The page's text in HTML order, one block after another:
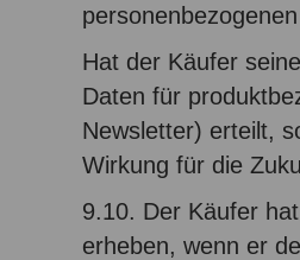
Hat der Käufer
Daten für
Newsletter) erteilt,
Wirkung für die
9.10. Der Käufer
erheben, wenn er